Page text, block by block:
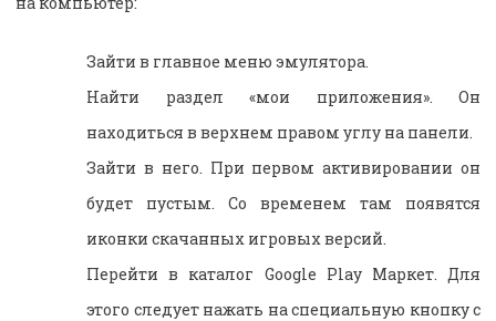
Зайти в главное меню эмулятора.
Найти раздел «мои приложения». Он
находиться в верхнем правом углу на панели.
Зайти в него. При первом активировании он
будет пустым. Со временем там появятся
иконки скачанных игровых версий.
Перейти в каталог Google Play Маркет. Для
этого следует нажать на специальную кнопку с